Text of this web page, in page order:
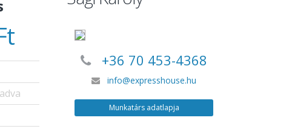
+36 70 453-4368
info@expresshouse.hu
Munkatárs adatlapja